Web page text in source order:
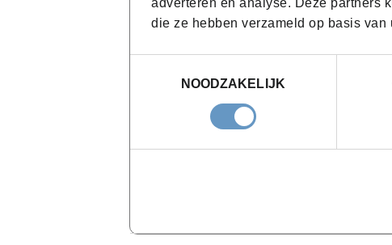
die ze hebben verzameld op basis
NOODZAKELIJK